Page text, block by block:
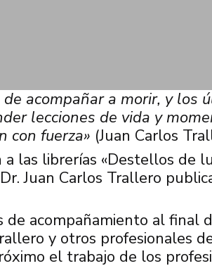
acompañar a morir, y los
lecciones de vida y
con fuerza» (Juan Carlos
las librerías «Destellos de
Juan Carlos Trallero
acompañamiento al final
y otros profesionales
el trabajo de los